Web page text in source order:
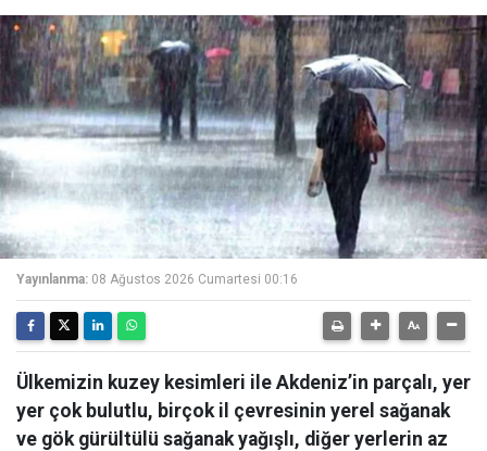
Yayınlanma: 08 Ağustos 2026 Cumartesi 00:16
Ülkemizin kuzey kesimleri ile Akdeniz’in parçalı, yer
yer çok bulutlu, birçok il çevresinin yerel sağanak
ve gök gürültülü sağanak yağışlı, diğer yerlerin az